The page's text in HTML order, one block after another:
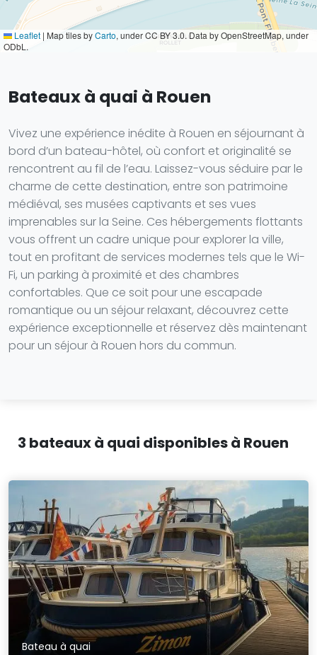
Leaflet | Map tiles byCarto, under CC BY 3.0. Data by OpenStreetMap, under
ODbL.
Bateaux à quai à Rouen
Vivez une expérience inédite à Rouen en séjournant à
bord d’un bateau-hôtel, où confort et originalité se
rencontrent au fil de l’eau. Laissez-vous séduire par le
charme de cette destination, entre son patrimoine
médiéval, ses musées captivants et ses vues
imprenables sur la Seine. Ces hébergements flottants
vous offrent un cadre unique pour explorer la ville,
tout en profitant de services modernes tels que le Wi-
Fi, un parking à proximité et des chambres
confortables. Que ce soit pour une escapade
romantique ou un séjour relaxant, découvrez cette
expérience exceptionnelle et réservez dès maintenant
pour un séjour à Rouen hors du commun.
3 bateaux à quai disponibles à Rouen
Bateau à quai